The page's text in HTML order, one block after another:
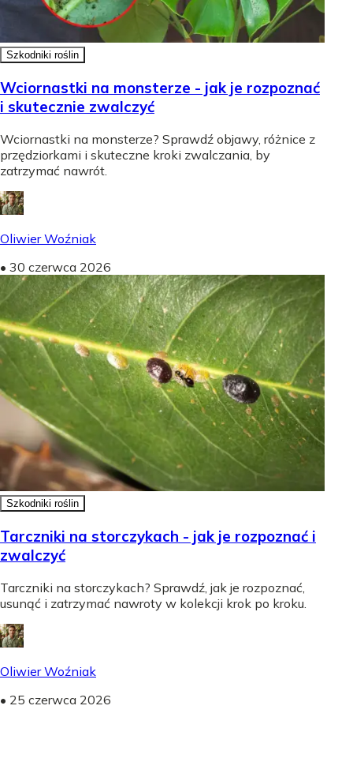
Szkodniki roślin
Wciornastki na monsterze - jak je rozpoznać
i skutecznie zwalczyć
Wciornastki na monsterze? Sprawdź objawy, różnice z
przędziorkami i skuteczne kroki zwalczania, by
zatrzymać nawrót.
Oliwier Woźniak
• 30 czerwca 2026
Szkodniki roślin
Tarczniki na storczykach - jak je rozpoznać i
zwalczyć
Tarczniki na storczykach? Sprawdź, jak je rozpoznać,
usunąć i zatrzymać nawroty w kolekcji krok po kroku.
Oliwier Woźniak
• 25 czerwca 2026